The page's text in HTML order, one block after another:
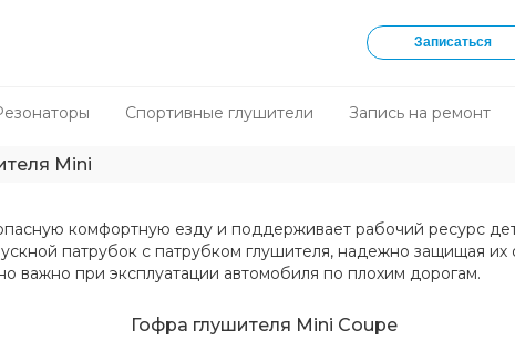
Записаться
Спортивные глушители Запись на ремонт
Mini
комфортную езду и поддерживает рабочий ресурс
патрубок с патрубком глушителя, надежно защищая их
важно при эксплуатации автомобиля по плохим дорогам.
Гофра глушителя Mini Coupe